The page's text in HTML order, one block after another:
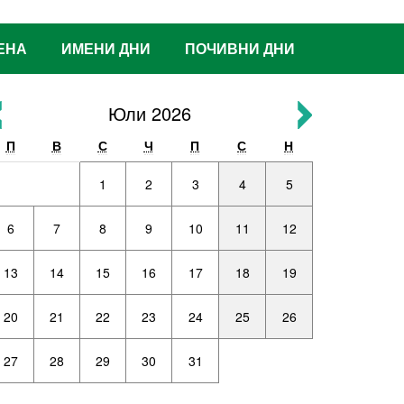
ИМЕНИ ДНИ ПОЧИВНИ ДНИ
Юли 2026
П В С Ч П С Н
1 2 3 4 5
6 7 8 9 10 11 12
13 14 15 16 17 18 19
20 21 22 23 24 25 26
27 28 29 30 31